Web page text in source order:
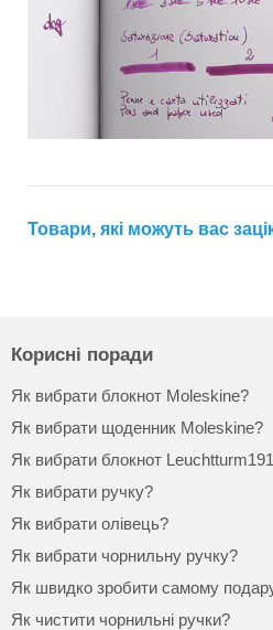
Товари, які можуть вас
Корисні поради
Як вибрати блокнот Moleskine?
Як вибрати щоденник Moleskine?
Як вибрати блокнот
Як вибрати ручку?
Як вибрати олівець?
Як вибрати чорнильну ручку?
Як швидко зробити самому
Як чистити чорнильні ручки?